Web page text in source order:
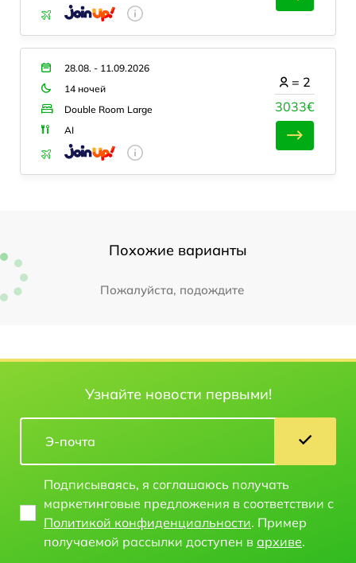
28.08. - 11.09.2026
14 ночей
Double Room Large
AI
3033€
= 2
Похожие варианты
Пожалуйста, подождите
Узнайте новости первыми!
Подписываясь, я соглашаюсь получать
маркетинговые предложения в соответствии с
Политикой конфиденциальности. Пример
получаемой рассылки доступен в архиве.